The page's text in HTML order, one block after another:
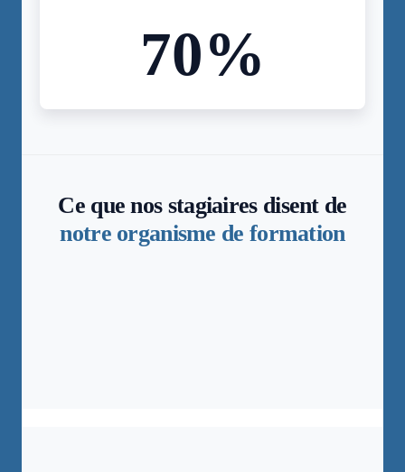
70%
Ce que nos stagiaires disent de
notre organisme de formation